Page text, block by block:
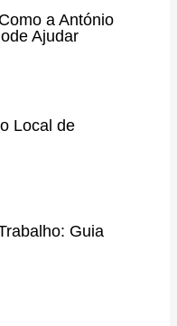
a António
Ajudar
Local de
Guia